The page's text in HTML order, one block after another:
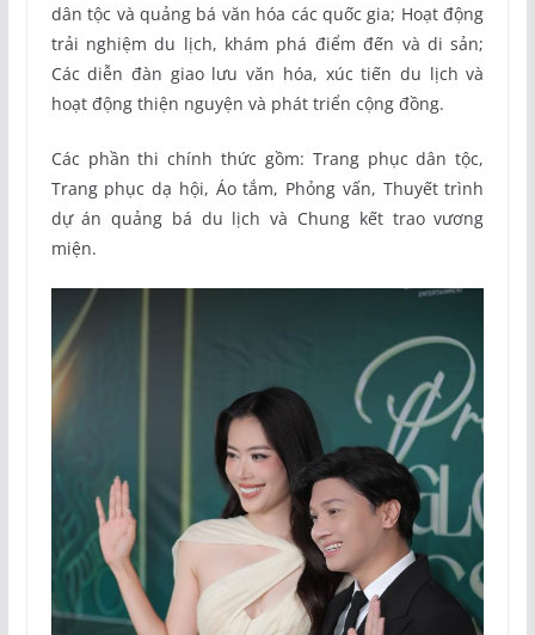
dân tộc và quảng bá văn hóa các quốc gia; Hoạt động
trải nghiệm du lịch, khám phá điểm đến và di sản;
Các diễn đàn giao lưu văn hóa, xúc tiến du lịch và
hoạt động thiện nguyện và phát triển cộng đồng.
Các phần thi chính thức gồm: Trang phục dân tộc,
Trang phục dạ hội, Áo tắm, Phỏng vấn, Thuyết trình
dự án quảng bá du lịch và Chung kết trao vương
miện.